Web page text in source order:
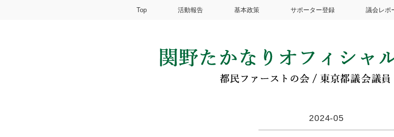
Top 活動報告 基本政策 サポーター登録 議会レポ
2024-05